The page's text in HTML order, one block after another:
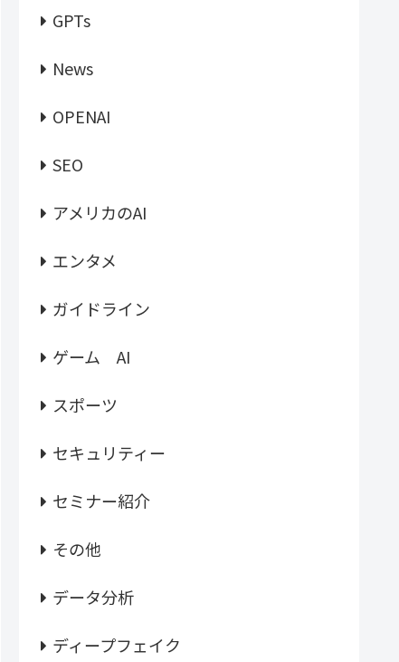
GPTs
News
OPENAI
SEO
アメリカのAI
エンタメ
ガイドライン
ゲーム AI
スポーツ
セキュリティー
セミナー紹介
その他
データ分析
ディープフェイク